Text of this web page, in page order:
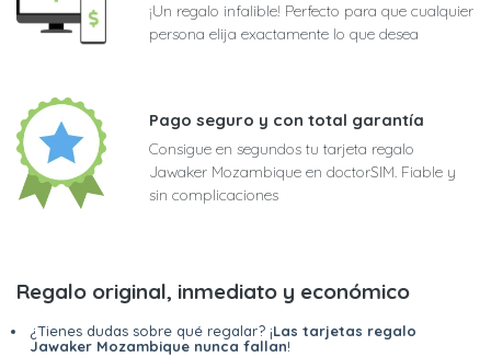
¡Un regalo infalible! Perfecto para que cualquier
persona elija exactamente lo que desea
Pago seguro y con total garantía
Consigue en segundos tu tarjeta regalo
Jawaker Mozambique en doctorSIM. Fiable y
sin complicaciones
Regalo original, inmediato y económico
¿Tienes dudas sobre qué regalar? ¡Las tarjetas regalo
Jawaker Mozambique nunca fallan!